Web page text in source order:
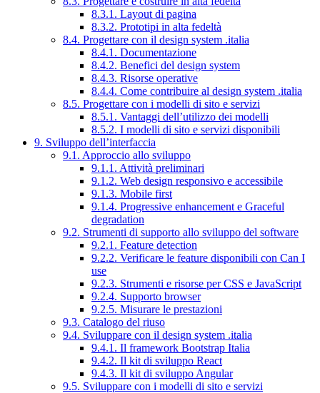
8.3.1. Layout di pagina
8.3.2. Prototipi in alta fedeltà
8.4. Progettare con il design system .italia
8.4.1. Documentazione
8.4.2. Benefici del design system
8.4.3. Risorse operative
8.4.4. Come contribuire al design system .italia
8.5. Progettare con i modelli di sito e servizi
8.5.1. Vantaggi dell’utilizzo dei modelli
8.5.2. I modelli di sito e servizi disponibili
9. Sviluppo dell’interfaccia
9.1. Approccio allo sviluppo
9.1.1. Attività preliminari
9.1.2. Web design responsivo e accessibile
9.1.3. Mobile first
9.1.4. Progressive enhancement e Graceful
degradation
9.2. Strumenti di supporto allo sviluppo del software
9.2.1. Feature detection
9.2.2. Verificare le feature disponibili con Can I
use
9.2.3. Strumenti e risorse per CSS e JavaScript
9.2.4. Supporto browser
9.2.5. Misurare le prestazioni
9.3. Catalogo del riuso
9.4. Sviluppare con il design system .italia
9.4.1. Il framework Bootstrap Italia
9.4.2. Il kit di sviluppo React
9.4.3. Il kit di sviluppo Angular
9.5. Sviluppare con i modelli di sito e servizi